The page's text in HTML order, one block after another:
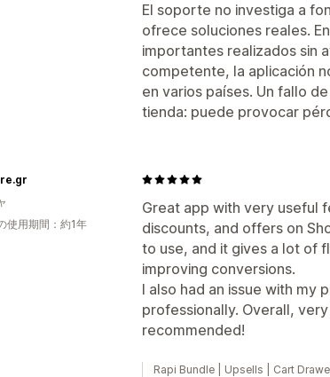
El soporte no investiga a
ofrece soluciones reales.
importantes realizados sin
competente, la aplicación
en varios países. Un fallo
tienda: puede provocar
Great app with very useful
discounts, and offers on
to use, and it gives a lot of
improving conversions.
I also had an issue with my
professionally. Overall,
recommended!
使用期間：約1年
Rapi Bundle | Upsells | Cart